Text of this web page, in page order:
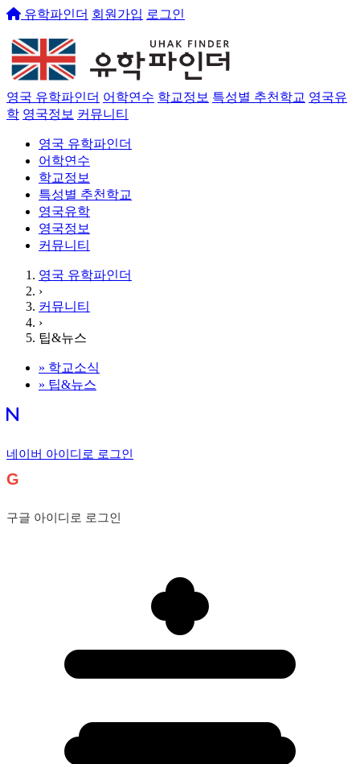
유학파인더 회원가입 로그인
영국 유학파인더 어학연수 학교정보 특성별 추천학교 영국유
학 영국정보 커뮤니티
영국 유학파인더
어학연수
학교정보
특성별 추천학교
영국유학
영국정보
커뮤니티
영국 유학파인더
›
커뮤니티
›
팁&뉴스
» 학교소식
» 팁&뉴스
네이버 아이디로 로그인
G
구글 아이디로 로그인